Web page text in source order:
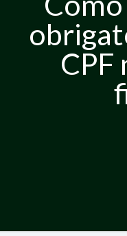
CPF